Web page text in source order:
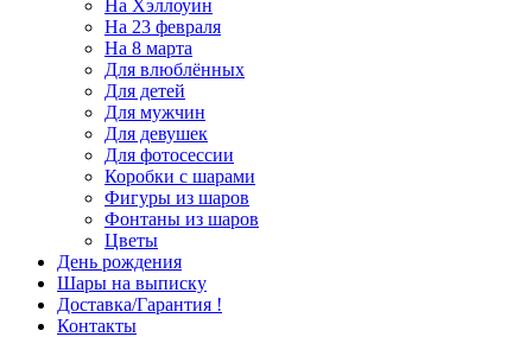
На Хэллоуин
На 23 февраля
На 8 марта
Для влюблённых
Для детей
Для мужчин
Для девушек
Для фотосессии
Коробки с шарами
Фигуры из шаров
Фонтаны из шаров
Цветы
День рождения
Шары на выписку
Доставка/Гарантия !
Контакты